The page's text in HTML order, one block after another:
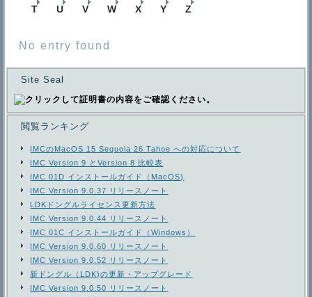
T U V W X Y Z
No entry found
Site Seal
閲覧ランキング
IMCのMacOS 15 Sequoia 26 Tahoe への対応について
IMC Version 9 とVersion 8 比較表
IMC 01D インストールガイド（MacOS)
IMC Version 9.0.37 リリースノート
LDKドングルライセンス更新方法
IMC Version 9.0.44 リリースノート
IMC 01C インストールガイド（Windows）
IMC Version 9.0.60 リリースノート
IMC Version 9.0.52 リリースノート
新ドングル（LDK)の更新・アップグレード
IMC Version 9.0.50 リリースノート